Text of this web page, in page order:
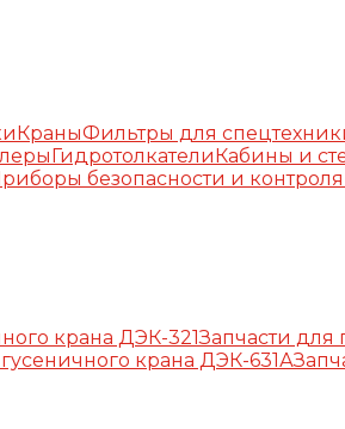
КраныФильтры для
ГидротолкателиКабины и
безопасности и
крана ДЭК-321Запчасти для
крана ДЭК-631А